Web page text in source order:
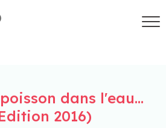
dans l'eau...
2016)